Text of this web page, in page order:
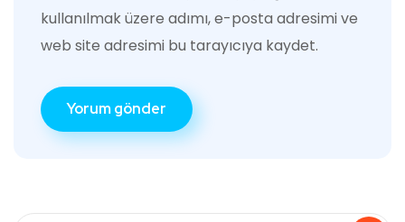
kullanılmak üzere adımı, e-posta adresimi ve
web site adresimi bu tarayıcıya kaydet.